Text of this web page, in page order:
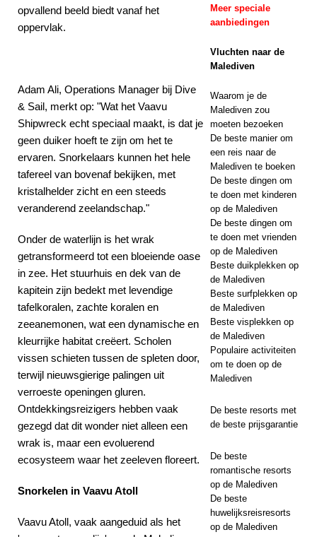
bij Nova Maldives
AANBIEDINGEN
opvallend beeld biedt vanaf het
oppervlak.
Adam Ali, Operations Manager bij Dive
& Sail, merkt op: "Wat het Vaavu
Shipwreck echt speciaal maakt, is dat je
geen duiker hoeft te zijn om het te
ervaren. Snorkelaars kunnen het hele
tafereel van bovenaf bekijken, met
kristalhelder zicht en een steeds
veranderend zeelandschap."
Onder de waterlijn is het wrak
getransformeerd tot een bloeiende oase
in zee. Het stuurhuis en dek van de
kapitein zijn bedekt met levendige
tafelkoralen, zachte koralen en
zeeanemonen, wat een dynamische en
kleurrijke habitat creëert. Scholen
vissen schieten tussen de spleten door,
terwijl nieuwsgierige palingen uit
verroeste openingen gluren.
Ontdekkingsreizigers hebben vaak
gezegd dat dit wonder niet alleen een
wrak is, maar een evoluerend
ecosysteem waar het zeeleven floreert.
Snorkelen in Vaavu Atoll
Vaavu Atoll, vaak aangeduid als het
Meer speciale
aanbiedingen
Vluchten naar de
Malediven
Waarom je de
Malediven zou
moeten bezoeken
De beste manier om
een reis naar de
Malediven te boeken
De beste dingen om
te doen met kinderen
op de Malediven
De beste dingen om
te doen met vrienden
op de Malediven
Beste duikplekken op
de Malediven
Beste surfplekken op
de Malediven
Beste visplekken op
de Malediven
Populaire activiteiten
om te doen op de
Malediven
De beste resorts met
de beste prijsgarantie
De beste
romantische resorts
op de Malediven
De beste
huwelijksreisresorts
op de Malediven